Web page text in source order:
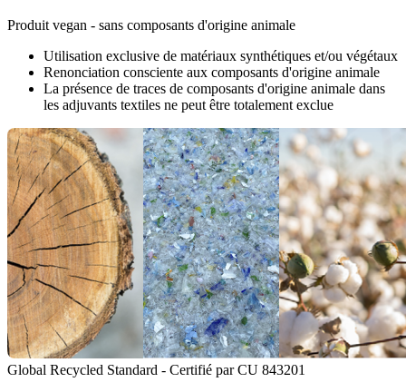
Produit vegan - sans composants d'origine animale
Utilisation exclusive de matériaux synthétiques et/ou végétaux
Renonciation consciente aux composants d'origine animale
La présence de traces de composants d'origine animale dans
les adjuvants textiles ne peut être totalement exclue
Global Recycled Standard - Certifié par CU 843201